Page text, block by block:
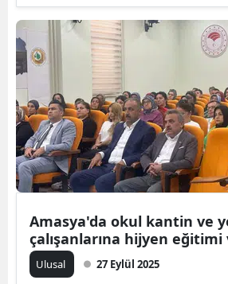
Amasya'da okul kantin ve
çalışanlarına hijyen
Ulusal 27 Eylül 2025